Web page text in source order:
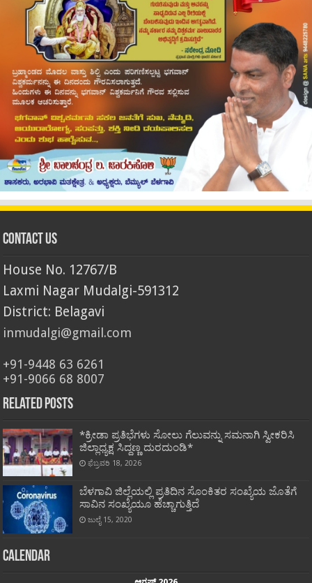
Contact Us
House No. 12767/B
Laxmi Nagar Mudalgi-591312
District: Belagavi
inmudalgi@gmail.com
+91-9448 63 6261
+91-9066 68 8007
Related Posts
*ಕ್ರೀಡಾ ಪ್ರತಿಭೆಗಳು ಸೋಲು ಗೆಲುವನ್ನು ಸಮನಾಗಿ ಸ್ವೀಕರಿಸಿ
ಜಿಲ್ಲಾಧ್ಯಕ್ಷ ಸಿದ್ದಣ್ಣ ದುರದುಂಡಿ*
ಫೆಬ್ರವರಿ 18, 2026
ಬೆಳಗಾವಿ ಜಿಲ್ಲೆಯಲ್ಲಿ ಪ್ರತಿದಿನ ಸೊಂಕಿತರ ಸಂಖ್ಯೆಯ ಜೊತೆಗೆ
ಸಾವಿನ ಸಂಖ್ಯೆಯೂ ಹೆಚ್ಚಾಗುತ್ತಿದೆ
ಜುಲೈ 15, 2020
Calendar